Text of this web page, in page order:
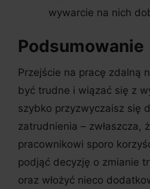
wywarcie na nich
Podsumowanie
Przejście na pracę zdalną
być trudne i wiązać się z
szybko przyzwyczaisz się
zatrudnienia – zwłaszcza,
pracownikowi sporo
podjąć decyzję o zmianie
oraz włożyć nieco